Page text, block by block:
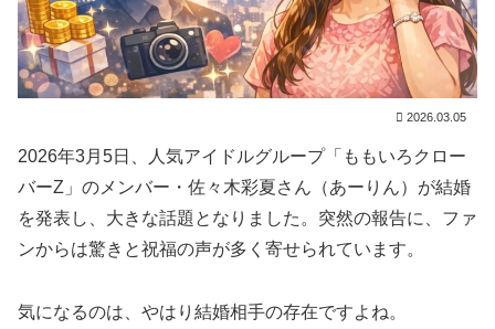
2026.03.05
2026年3月5日、人気アイドルグループ「ももいろクロー
バーZ」のメンバー・佐々木彩夏さん（あーりん）が結婚
を発表し、大きな話題となりました。突然の報告に、ファ
ンからは驚きと祝福の声が多く寄せられています。
気になるのは、やはり結婚相手の存在ですよね。